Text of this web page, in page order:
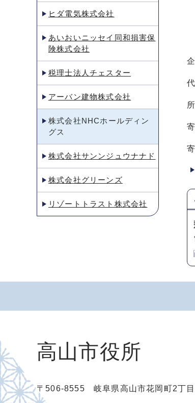
ヒダ電気株式会社
あいおいニッセイ同和損害保
険株式会社
税理士法人チェスター
アーバン建物株式会社
株式会社NHCホールディン
グス
株式会社サンンジュウナナド
株式会社グリーンズ
リゾートトラスト株式会社
高山市役所
〒506-8555 岐阜県高山市花岡町2丁